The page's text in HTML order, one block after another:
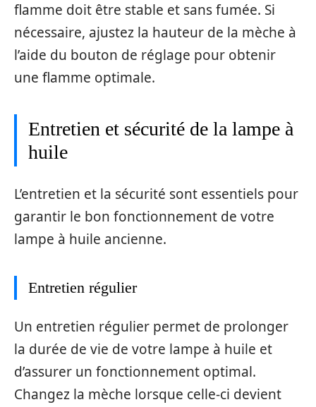
flamme doit être stable et sans fumée. Si
nécessaire, ajustez la hauteur de la mèche à
l’aide du bouton de réglage pour obtenir
une flamme optimale.
Entretien et sécurité de la lampe à
huile
L’entretien et la sécurité sont essentiels pour
garantir le bon fonctionnement de votre
lampe à huile ancienne.
Entretien régulier
Un entretien régulier permet de prolonger
la durée de vie de votre lampe à huile et
d’assurer un fonctionnement optimal.
Changez la mèche lorsque celle-ci devient